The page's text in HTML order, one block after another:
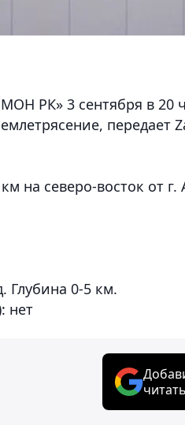
РК» 3 сентября в 20
передает
на северо-восток от
Глубина 0-5 км.
нет